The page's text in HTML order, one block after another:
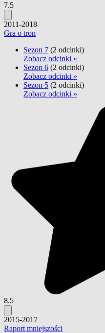
7.5
2011-2018
Gra o tron
Sezon 7 (2 odcinki)
Zobacz odcinki »
Sezon 6 (2 odcinki)
Zobacz odcinki »
Sezon 5 (2 odcinki)
Zobacz odcinki »
8.5
2015-2017
Raport mniejszości